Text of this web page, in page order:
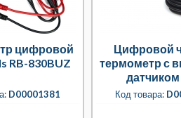
цифровой
RB-830BUZ
D00001381
Цифровой
термометр с
датчиком
Код товара: